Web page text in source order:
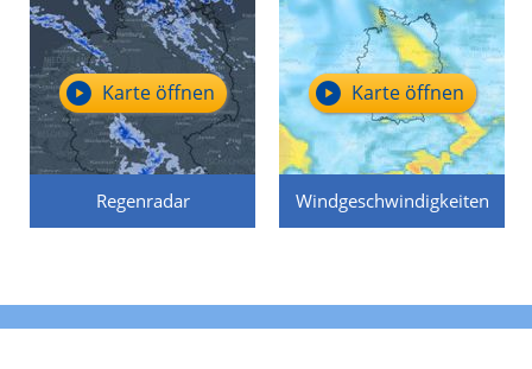
Regenradar
Karte öffnen
Windgeschwindigkeiten
Karte öffnen